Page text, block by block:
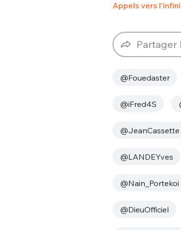
Appels vers
Partager
@Fouedaster
@iFred4S
@JeanCassette
@LANDEYves
@Nain_Portekoi
@DieuOfficiel